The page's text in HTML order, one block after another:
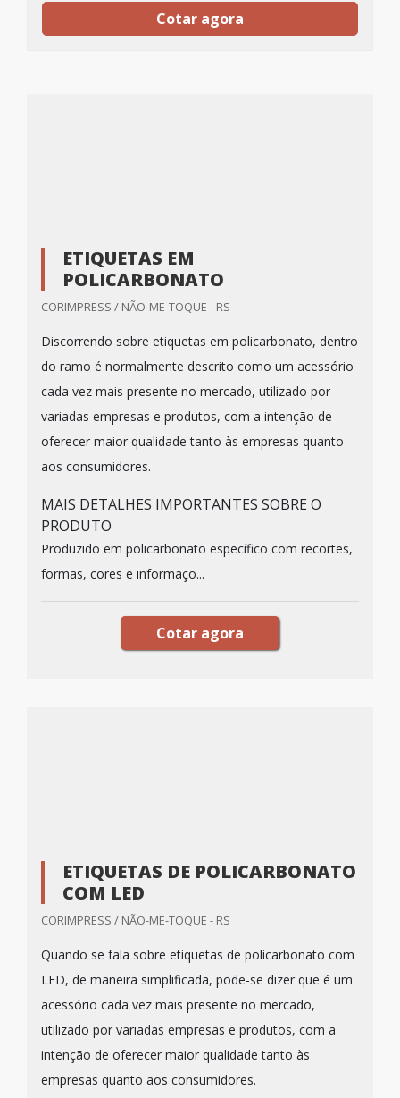
Cotar agora
ETIQUETAS EM
POLICARBONATO
CORIMPRESS / NÃO-ME-TOQUE - RS
Discorrendo sobre etiquetas em policarbonato, dentro
do ramo é normalmente descrito como um acessório
cada vez mais presente no mercado, utilizado por
variadas empresas e produtos, com a intenção de
oferecer maior qualidade tanto às empresas quanto
aos consumidores.
MAIS DETALHES IMPORTANTES SOBRE O
PRODUTO
Produzido em policarbonato específico com recortes,
formas, cores e informaçõ...
Cotar agora
ETIQUETAS DE POLICARBONATO
COM LED
CORIMPRESS / NÃO-ME-TOQUE - RS
Quando se fala sobre etiquetas de policarbonato com
LED, de maneira simplificada, pode-se dizer que é um
acessório cada vez mais presente no mercado,
utilizado por variadas empresas e produtos, com a
intenção de oferecer maior qualidade tanto às
empresas quanto aos consumidores.